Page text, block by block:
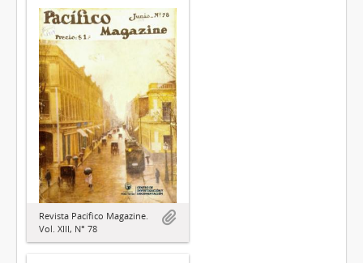
Revista Pacífico Magazine.
Vol. XIII, N° 78